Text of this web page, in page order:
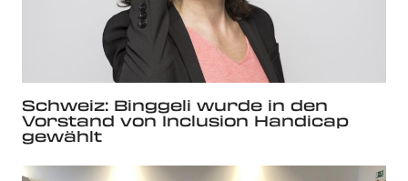
Schweiz: Binggeli wurde in den
Vorstand von Inclusion Handicap
gewählt